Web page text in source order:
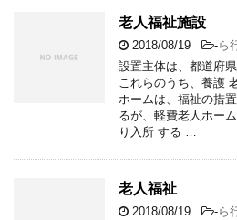
老人福祉施設
2018/08/19 -ら
設置主体は、都道府
これらのうち、養護
ホームは、福祉の措
るが、軽費老人ホー
り入所 する …
老人福祉
2018/08/19 -ら